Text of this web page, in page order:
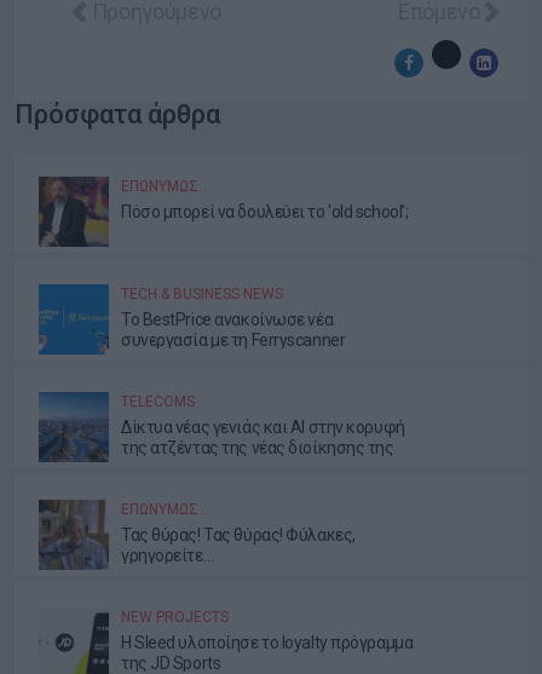
Πρόσφατα άρθρα
ΕΠΩΝΎΜΩΣ…
Πόσο μπορεί να δουλεύει το 'old school';
TECH & BUSINESS NEWS
Το BestPrice ανακοίνωσε νέα
συνεργασία με τη Ferryscanner
TELECOMS
Δίκτυα νέας γενιάς και AI στην κορυφή
της ατζέντας της νέας διοίκησης της
ΕΠΩΝΎΜΩΣ…
Τας θύρας! Τας θύρας! Φύλακες,
γρηγορείτε…
NEW PROJECTS
Η Sleed υλοποίησε το loyalty πρόγραμμα
της JD Sports